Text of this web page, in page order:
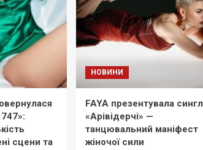
сцени та
НОВИНИ
FAYA презентувала сингл
«Арівідерчі» —
танцювальний маніфест
жіночої сили